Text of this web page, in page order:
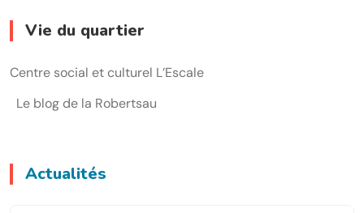
Vie du quartier
Centre social et culturel L’Escale
Le blog de la Robertsau
Actualités